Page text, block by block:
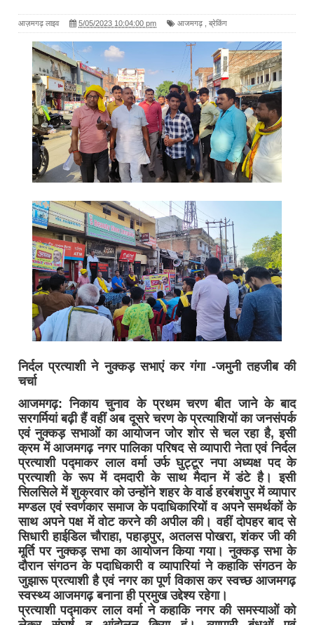
आज़मगढ़ लाइव 5/05/2023 10:04:00 pm आजमगढ़ ब्रेकिंग
निर्दल प्रत्याशी ने नुक्कड़ सभाएं कर गंगा -जमुनी तहजीब की
चर्चा
आजमगढ़: निकाय चुनाव के प्रथम चरण बीत जाने के बाद
सरगर्मियां बढ़ी हैं वहीं अब दूसरे चरण के प्रत्याशियों का जनसंपर्क
एवं नुक्कड़ सभाओं का आयोजन जोर शोर से चल रहा है, इसी
क्रम में आजमगढ़ नगर पालिका परिषद से व्यापारी नेता एवं निर्दल
प्रत्याशी पद्माकर लाल वर्मा उर्फ घुट्टूर नपा अध्यक्ष पद के
प्रत्याशी के रूप में दमदारी के साथ मैदान में डंटे है। इसी
सिलसिले में शुक्रवार को उन्होंने शहर के वार्ड हरबंशपुर में व्यापार
मण्डल एवं स्वर्णकार समाज के पदाधिकारियों व अपने समर्थकों के
साथ अपने पक्ष में वोट करने की अपील की। वहीं दोपहर बाद से
सिधारी हाईडिल चौराहा, पहाड़पुर, अतलस पोखरा, शंकर जी की
मूर्ति पर नुक्कड़ सभा का आयोजन किया गया। नुक्कड़ सभा के
दौरान संगठन के पदाधिकारी व व्यापारियां ने कहाकि संगठन के
जुझारू प्रत्याशी है एवं नगर का पूर्ण विकास कर स्वच्छ आजमगढ़
स्वस्थ्य आजमगढ़ बनाना ही प्रमुख उद्देश्य रहेगा।
प्रत्याशी पद्माकर लाल वर्मा ने कहाकि नगर की समस्याओं को